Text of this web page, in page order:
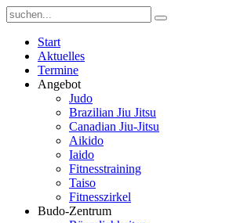
Start
Aktuelles
Termine
Angebot
Judo
Brazilian Jiu Jitsu
Canadian Jiu-Jitsu
Aikido
Iaido
Fitnesstraining
Taiso
Fitnesszirkel
Budo-Zentrum